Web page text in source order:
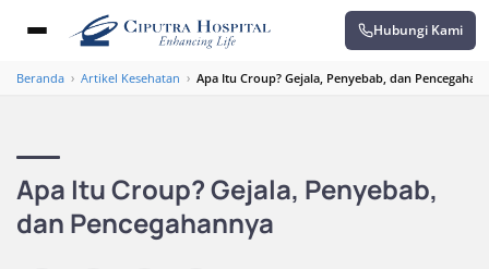
Hubungi Kami
Beranda › Artikel Kesehatan › Apa Itu Croup? Gejala, Penyebab, dan
Apa Itu Croup? Gejala, Penyebab,
dan Pencegahannya